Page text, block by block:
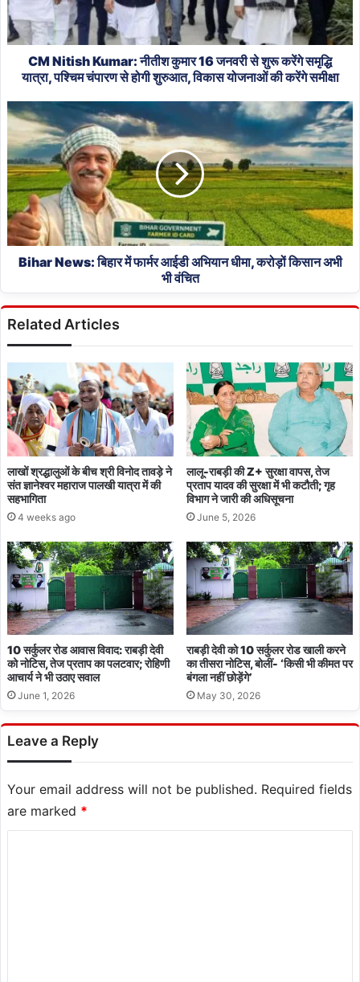
जनवरी
से
शुरू
समृद्धि
पश्चिम
चंपारण
से
होगी
शुरुआत,
विकास
योजनाओं
की
करेंगे
समीक्षा
CM Nitish Kumar: नीतीश कुमार 16 जनवरी से शुरू करेंगे समृद्धि
यात्रा, पश्चिम चंपारण से होगी शुरुआत, विकास योजनाओं की करेंगे समीक्षा
Bihar
News:
बिहार
में
फार्मर
आईडी
अभियान
धीमा,
करोड़ों
किसान
भी
वंचित
Bihar News: बिहार में फार्मर आईडी अभियान धीमा, करोड़ों किसान अभी
भी वंचित
Related Articles
लाखों श्रद्धालुओं के बीच श्री विनोद तावड़े ने
संत ज्ञानेश्वर महाराज पालखी यात्रा में की
सहभागिता
4 weeks ago
लालू-राबड़ी की Z+ सुरक्षा वापस, तेज
प्रताप यादव की सुरक्षा में भी कटौती; गृह
विभाग ने जारी की अधिसूचना
June 5, 2026
10 सर्कुलर रोड आवास विवाद: राबड़ी देवी
को नोटिस, तेज प्रताप का पलटवार; रोहिणी
आचार्य ने भी उठाए सवाल
June 1, 2026
राबड़ी देवी को 10 सर्कुलर रोड खाली करने
का तीसरा नोटिस, बोलीं- ‘किसी भी कीमत पर
बंगला नहीं छोड़ेंगे’
May 30, 2026
Leave a Reply
Your email address will not be published. Required fields
are marked *